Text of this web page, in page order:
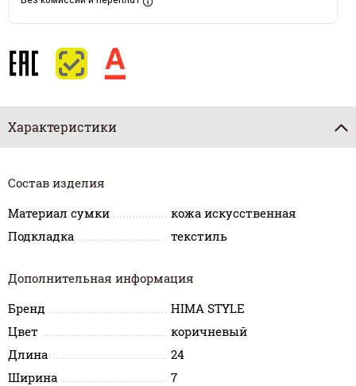
Характеристики
Состав изделия
Материал сумки
кожа искусственная
Подкладка
текстиль
Дополнительная информация
Бренд
HIMA STYLE
Цвет
коричневый
Длина
24
Ширина
7